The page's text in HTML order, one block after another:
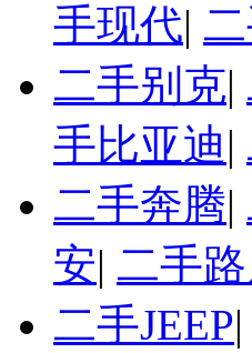
手现代|
二手别克|
手比亚迪|
二手奔腾|
安| 二手
二手JEEP|